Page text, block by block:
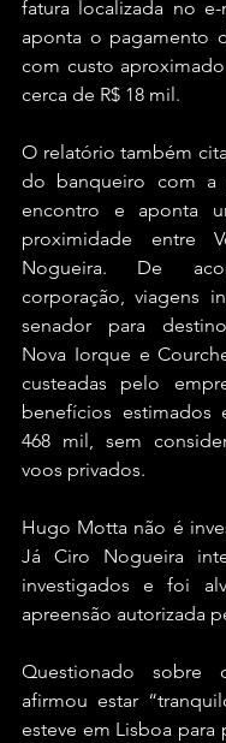
fatura localizada no
aponta o pagamento
com custo
cerca de R$ 18 mil.
O relatório também
do banqueiro com a
encontro e aponta
proximidade entre
Nogueira. De
corporação, viagens
senador para
Nova Iorque e
custeadas pelo
benefícios estimados
468 mil, sem
voos privados.
Hugo Motta não é
Já Ciro Nogueira
investigados e foi
apreensão autorizada
Questionado sobre
afirmou estar
esteve em Lisboa para